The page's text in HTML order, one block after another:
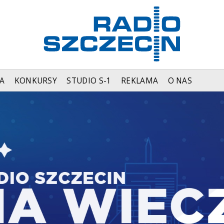
KONKURSY STUDIO S-1 REKLAMA O NAS